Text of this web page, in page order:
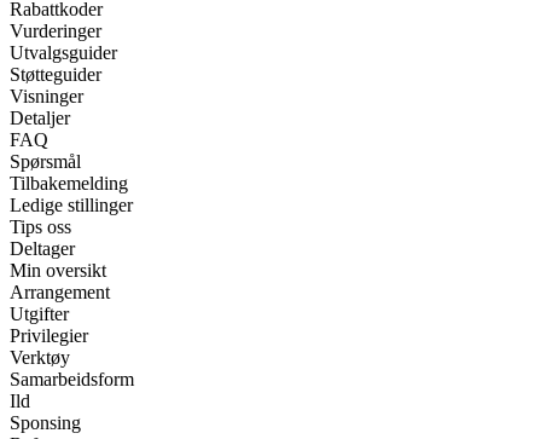
Rabattkoder
Vurderinger
Utvalgsguider
Støtteguider
Visninger
Detaljer
FAQ
Spørsmål
Tilbakemelding
Ledige stillinger
Tips oss
Deltager
Min oversikt
Arrangement
Utgifter
Privilegier
Verktøy
Samarbeidsform
Ild
Sponsing